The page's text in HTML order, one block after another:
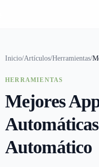
Inicio/Artículos/Herramientas/
HERRAMIENTAS
Mejores
Automático